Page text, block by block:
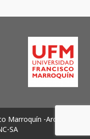
Marroquín -Archivos
SA